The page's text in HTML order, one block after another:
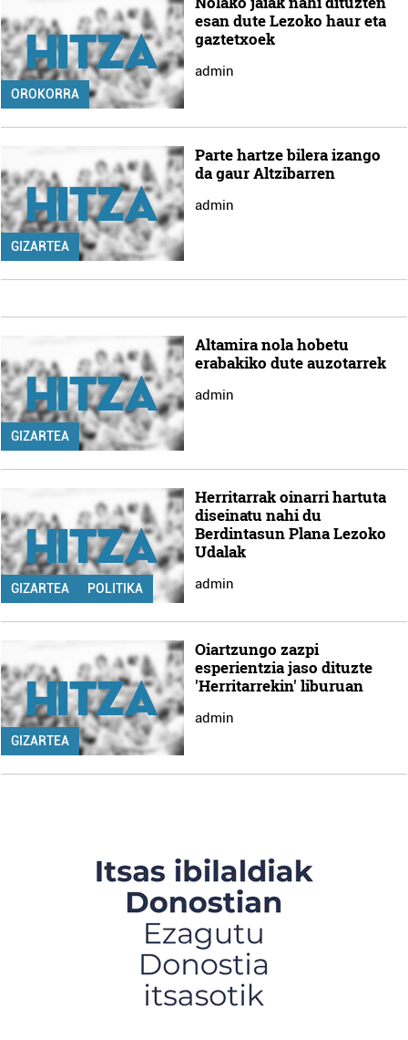
OROKORRA
esan dute Lezoko haur eta
gaztetxoek
admin
GIZARTEA
Parte hartze bilera izango
da gaur Altzibarren
admin
GIZARTEA
Altamira nola hobetu
erabakiko dute auzotarrek
admin
GIZARTEA POLITIKA
Herritarrak oinarri hartuta
diseinatu nahi du
Berdintasun Plana Lezoko
Udalak
admin
GIZARTEA
Oiartzungo zazpi
esperientzia jaso dituzte
'Herritarrekin' liburuan
admin